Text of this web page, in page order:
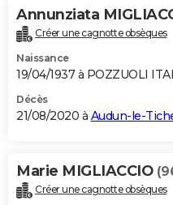
Annunziata
Créer une cagnotte obsèques
Naissance
19/04/1937 à POZZUOLI
Décès
21/08/2020 à Audun-le-
Marie MIGLIACCIO
Créer une cagnotte obsèques